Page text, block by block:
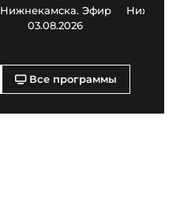
Нижнекамска. Эфир
03.08.2026
Все программы